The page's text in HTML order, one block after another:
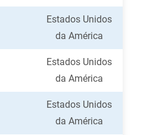
Estados Unidos
da América
Estados Unidos
da América
Estados Unidos
da América